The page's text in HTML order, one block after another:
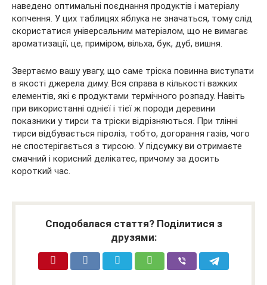
наведено оптимальні поєднання продуктів і матеріалу
копчення. У цих таблицях яблука не значаться, тому слід
скористатися універсальним матеріалом, що не вимагає
ароматизації, це, приміром, вільха, бук, дуб, вишня.
Звертаємо вашу увагу, що саме тріска повинна виступати
в якості джерела диму. Вся справа в кількості важких
елементів, які є продуктами термічного розпаду. Навіть
при використанні однієї і тієї ж породи деревини
показники у тирси та тріски відрізняються. При тлінні
тирси відбувається піроліз, тобто, догорання газів, чого
не спостерігається з тирсою. У підсумку ви отримаєте
смачний і корисний делікатес, причому за досить
короткий час.
Сподобалася стаття? Поділитися з
друзями: